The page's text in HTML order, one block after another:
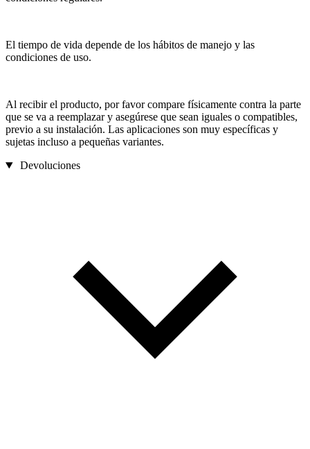
El tiempo de vida depende de los hábitos de manejo y las
condiciones de uso.
Al recibir el producto, por favor compare físicamente contra la parte
que se va a reemplazar y asegúrese que sean iguales o compatibles,
previo a su instalación. Las aplicaciones son muy específicas y
sujetas incluso a pequeñas variantes.
Devoluciones